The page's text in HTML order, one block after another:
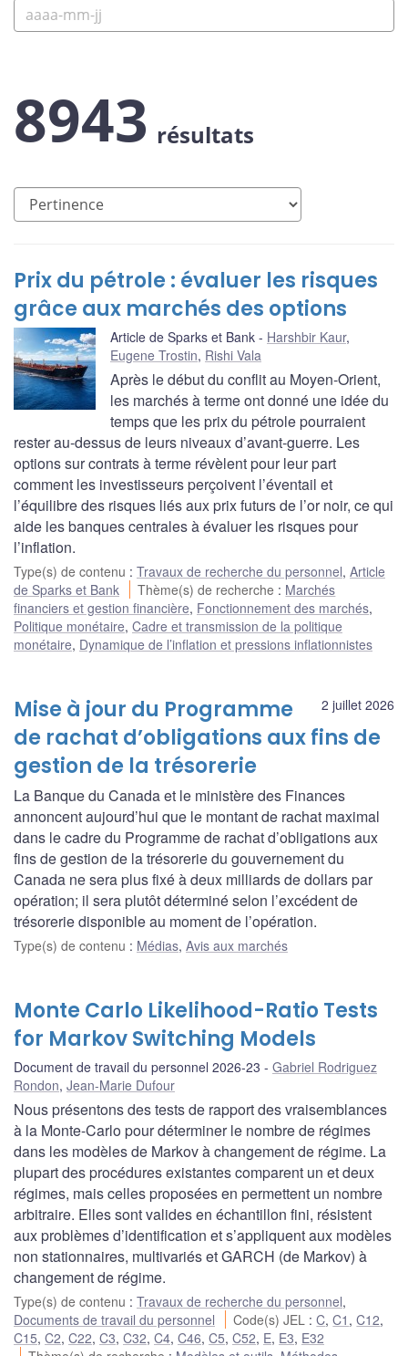
8943 résultats
Prix du pétrole : évaluer les risques
grâce aux marchés des options
Article de Sparks et Bank Harshbir Kaur,
Eugene Trostin, Rishi Vala
Après le début du conflit au Moyen-Orient,
les marchés à terme ont donné une idée du
temps que les prix du pétrole pourraient
rester au-dessus de leurs niveaux d’avant-guerre. Les
options sur contrats à terme révèlent pour leur part
comment les investisseurs perçoivent l’éventail et
l’équilibre des risques liés aux prix futurs de l’or noir, ce qui
aide les banques centrales à évaluer les risques pour
l’inflation.
Type(s) de contenu : Travaux de recherche du personnel, Article
de Sparks et Bank
Thème(s) de recherche : Marchés
financiers et gestion financière, Fonctionnement des marchés,
Politique monétaire, Cadre et transmission de la politique
monétaire, Dynamique de l’inflation et pressions inflationnistes
2 juillet 2026
Mise à jour du Programme
de rachat d’obligations aux fins de
gestion de la trésorerie
La Banque du Canada et le ministère des Finances
annoncent aujourd’hui que le montant de rachat maximal
dans le cadre du Programme de rachat d’obligations aux
fins de gestion de la trésorerie du gouvernement du
Canada ne sera plus fixé à deux milliards de dollars par
opération; il sera plutôt déterminé selon l’excédent de
trésorerie disponible au moment de l’opération.
Type(s) de contenu : Médias, Avis aux marchés
Monte Carlo Likelihood-Ratio Tests
for Markov Switching Models
Document de travail du personnel 2026-23
Gabriel Rodriguez
Rondon, Jean-Marie Dufour
Nous présentons des tests de rapport des vraisemblances
à la Monte-Carlo pour déterminer le nombre de régimes
dans les modèles de Markov à changement de régime. La
plupart des procédures existantes comparent un et deux
régimes, mais celles proposées en permettent un nombre
arbitraire. Elles sont valides en échantillon fini, résistent
aux problèmes d’identification et s’appliquent aux modèles
non stationnaires, multivariés et GARCH (de Markov) à
changement de régime.
Type(s) de contenu : Travaux de recherche du personnel,
Documents de travail du personnel
Code(s) JEL :C,C1 ,C12,
C15, C2, C22, C3, C32, C4, C46, C5, C52, E, E3, E32